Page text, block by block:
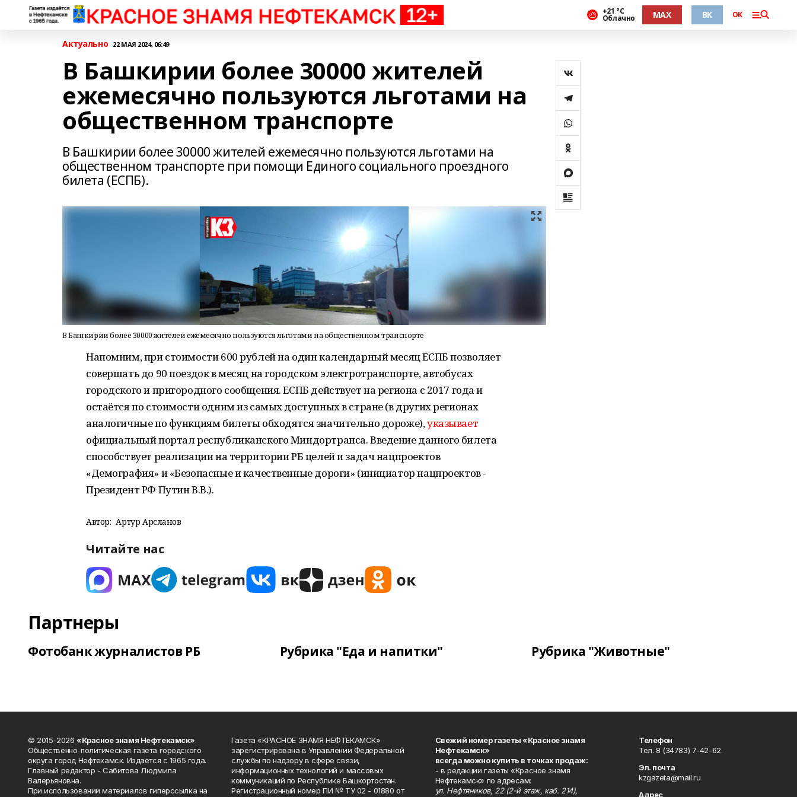
+21 °С
Облачно MAX ВК ОК
Актуально 22 МАЯ 2024, 06:49
В Башкирии более 30000 жителей
ежемесячно пользуются льготами на
общественном транспорте
В Башкирии более 30000 жителей ежемесячно пользуются льготами на
общественном транспорте при помощи Единого социального проездного
билета (ЕСПБ).
В Башкирии более 30000 жителей ежемесячно пользуются льготами на общественном транспорте
Напомним, при стоимости 600 рублей на один календарный месяц ЕСПБ позволяет
совершать до 90 поездок в месяц на городском электротранспорте, автобусах
городского и пригородного сообщения. ЕСПБ действует на региона с 2017 года и
остаётся по стоимости одним из самых доступных в стране (в других регионах
аналогичные по функциям билеты обходятся значительно дороже),указывает
официальный портал республиканского Миндортранса. Введение данного билета
способствует реализации на территории РБ целей и задач нацпроектов
«Демография» и «Безопасные и качественные дороги» (инициатор нацпроектов -
Президент РФ Путин В.В.).
Автор: Артур Арсланов
Читайте нас
Партнеры
Фотобанк журналистов РБ Рубрика "Еда и напитки" Рубрика "Животные"
© 2015-2026 «Красное знамя Нефтекамск».
Общественно-политическая газета городского
округа город Нефтекамск. Издаётся с 1965 года.
Главный редактор - Сабитова Людмила
Валерьяновна.
При использовании материалов гиперссылка на
Газета «КРАСНОЕ ЗНАМЯ НЕФТЕКАМСК»
зарегистрирована в Управлении Федеральной
службы по надзору в сфере связи,
информационных технологий и массовых
коммуникаций по Республике Башкортостан.
Регистрационный номер ПИ № ТУ 02 - 01880 от
Свежий номер газеты «Красное знамя
Нефтекамск»
всегда можно купить в точках продаж:
- в редакции газеты «Красное знамя
Нефтекамск» по адресам:
ул. Нефтяников, 22 (2-й этаж, каб. 214),
Телефон
Тел. 8 (34783) 7-42-62.
Эл. почта
kzgazeta@mail.ru
Адрес